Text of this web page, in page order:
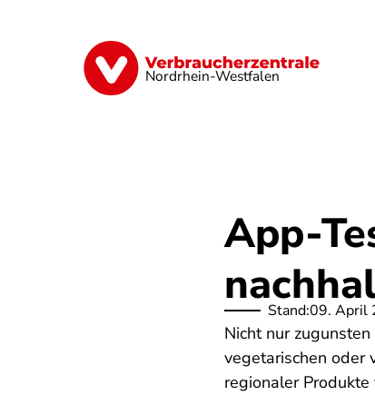
Nordrhein-Westfalen
Finanzen Digitales
App-
Stand:09. April
Nicht nur
vegetarischen oder
regionaler